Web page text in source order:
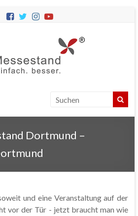
Messestände
für
Dortmund –
und eine Veranstaltung auf der
vor der Tür - jetzt braucht man wie